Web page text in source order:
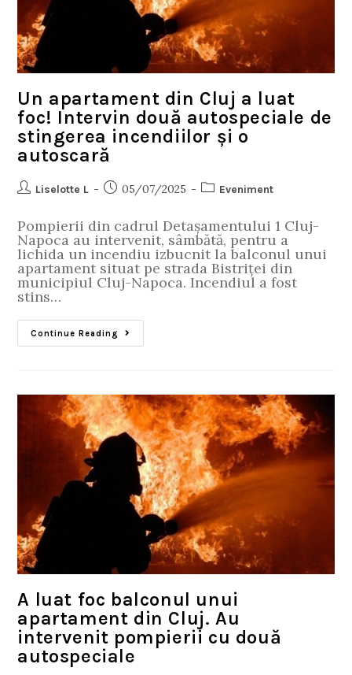
Un apartament din Cluj a luat
foc! Intervin două autospeciale de
stingerea incendiilor și o
autoscară
Liselotte L 05/07/2025 Eveniment
Pompierii din cadrul Detașamentului 1 Cluj-
Napoca au intervenit, sâmbătă, pentru a
lichida un incendiu izbucnit la balconul unui
apartament situat pe strada Bistriței din
municipiul Cluj-Napoca. Incendiul a fost
stins…
Continue Reading
A luat foc balconul unui
apartament din Cluj. Au
intervenit pompierii cu două
autospeciale